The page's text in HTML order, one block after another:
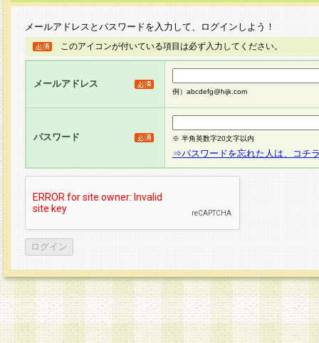
メールアドレスとパスワードを入力して、ログインしよう！
このアイコンが付いている項目は必ず入力してください。
メールアドレス
例）abcdefg@hijk.com
パスワード ※ 半角英数字20文字以内
⇒パスワードを忘れた人は、コチ